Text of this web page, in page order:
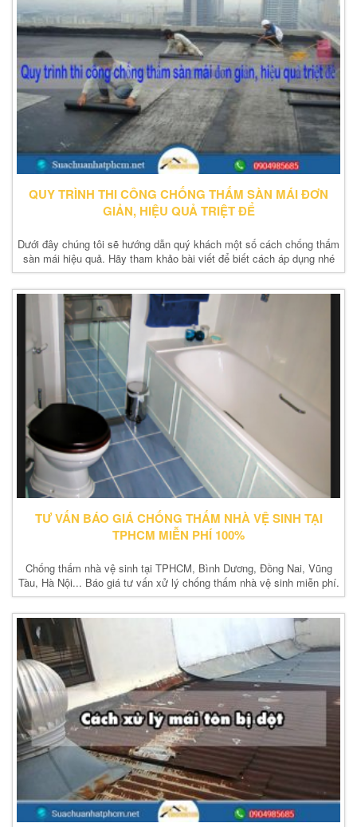
QUY TRÌNH THI CÔNG CHỐNG THẤM SÀN MÁI ĐƠN
GIẢN, HIỆU QUẢ TRIỆT ĐỂ
Dưới đây chúng tôi sẽ hướng dẫn quý khách một số cách chống thấm
sàn mái hiệu quả. Hãy tham khảo bài viết để biết cách áp dụng nhé
TƯ VẤN BÁO GIÁ CHỐNG THẤM NHÀ VỆ SINH TẠI
TPHCM MIỄN PHÍ 100%
Chống thấm nhà vệ sinh tại TPHCM, Bình Dương, Đồng Nai, Vũng
Tàu, Hà Nội... Báo giá tư vấn xử lý chống thấm nhà vệ sinh miễn phí.